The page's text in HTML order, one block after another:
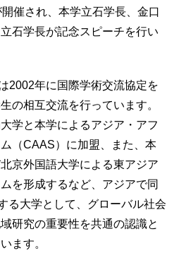
催され、本学立石学長、金口
石学長が記念スピーチを行い
2002年に国際学術交流協定を
の相互交流を行っています。
学と本学によるアジア・アフ
（CAAS）に加盟、また、本
京外国語大学による東アジア
を形成するなど、アジアで同
る大学として、グローバル社会
研究の重要性を共通の認識と
ます。